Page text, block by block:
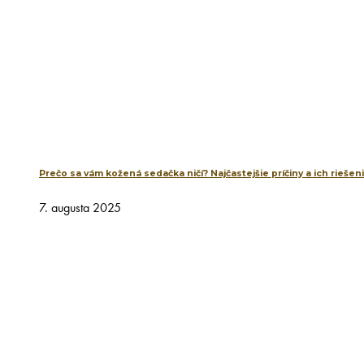
Prečo sa vám kožená sedačka ničí? Najčastejšie príčiny a ich
7. augusta 2025